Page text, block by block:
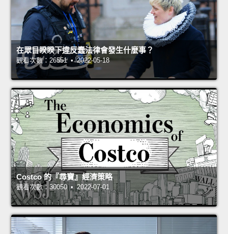
在眾目睽睽下違反蠢法律會發生什麼事？
觀看次數：26551 • 2022-05-18
Costco 的『尋寶』經濟策略
觀看次數：30050 • 2022-07-01